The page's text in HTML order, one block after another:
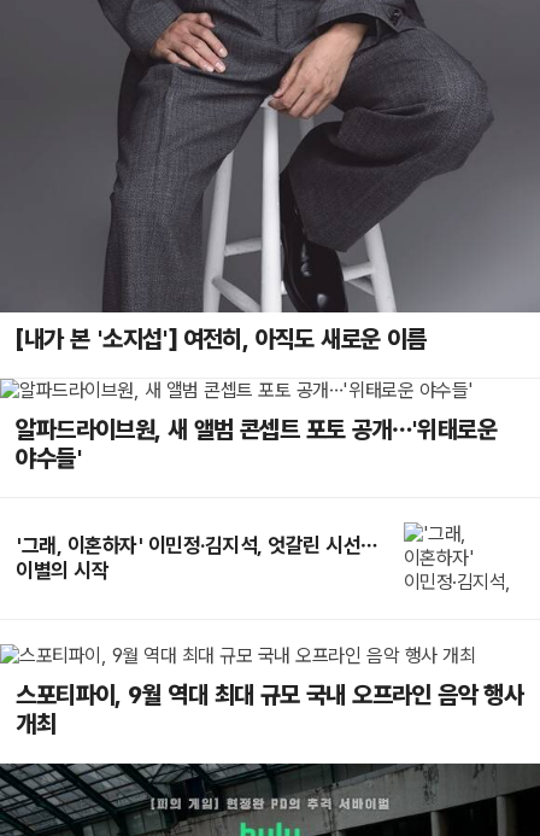
[내가 본 '소지섭'] 여전히, 아직도 새로운 이름
알파드라이브원, 새 앨범 콘셉트 포토 공개…'위태로운
야수들'
'그래, 이혼하자' 이민정·김지석, 엇갈린 시선…
이별의 시작
스포티파이, 9월 역대 최대 규모 국내 오프라인 음악 행사
개최